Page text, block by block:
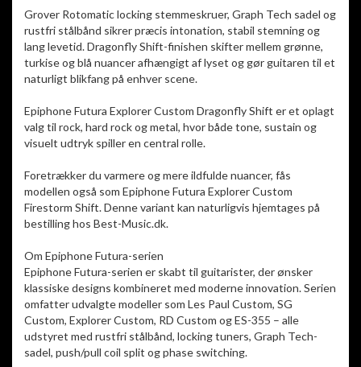
Grover Rotomatic locking stemmeskruer, Graph Tech sadel og
rustfri stålbånd sikrer præcis intonation, stabil stemning og
lang levetid. Dragonfly Shift-finishen skifter mellem grønne,
turkise og blå nuancer afhængigt af lyset og gør guitaren til et
naturligt blikfang på enhver scene.
Epiphone Futura Explorer Custom Dragonfly Shift er et oplagt
valg til rock, hard rock og metal, hvor både tone, sustain og
visuelt udtryk spiller en central rolle.
Foretrækker du varmere og mere ildfulde nuancer, fås
modellen også som Epiphone Futura Explorer Custom
Firestorm Shift. Denne variant kan naturligvis hjemtages på
bestilling hos Best-Music.dk.
Om Epiphone Futura-serien
Epiphone Futura-serien er skabt til guitarister, der ønsker
klassiske designs kombineret med moderne innovation. Serien
omfatter udvalgte modeller som Les Paul Custom, SG
Custom, Explorer Custom, RD Custom og ES-355 – alle
udstyret med rustfri stålbånd, locking tuners, Graph Tech-
sadel, push/pull coil split og phase switching.